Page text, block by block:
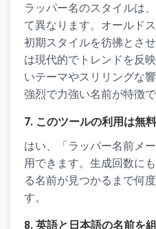
ラッパー名のスタイルは
て異なります。オールド
初期スタイルを彷彿とさ
は現代的でトレンドを反
いテーマやスリリングな
強烈で力強い名前が特徴で
7. このツールの利用は無
はい、「ラッパー名前メ
用できます。生成回数に
る名前が見つかるまで何
す。
8. 英語と日本語の名前を